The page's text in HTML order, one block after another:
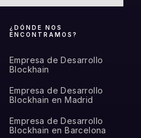
¿DÓNDE NOS
ENCONTRAMOS?
Empresa de Desarrollo
Blockhain
Empresa de Desarrollo
Blockhain en Madrid
Empresa de Desarrollo
Blockhain en Barcelona